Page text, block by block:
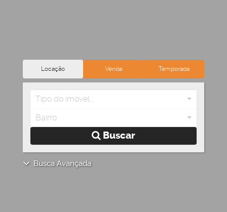
Locação Venda Temporada
Tipo do imóvel...
Bairro
Buscar
Busca Avançada